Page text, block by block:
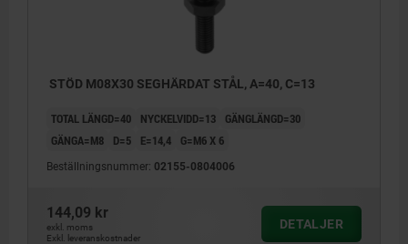
STÖD M08X30 SEGHÄRDAT STÅL, A=40, C=13
TOTAL LÄNGD=40 NYCKELVIDD=13
GÄNGLÄNGD=30
GÄNGA=M8
D=5 E=14,4 G=M6 X 6
Beställningsnummer: 02155-0804006
144,09 kr
exkl. moms
Exkl. leveranskostnader
DETALJER